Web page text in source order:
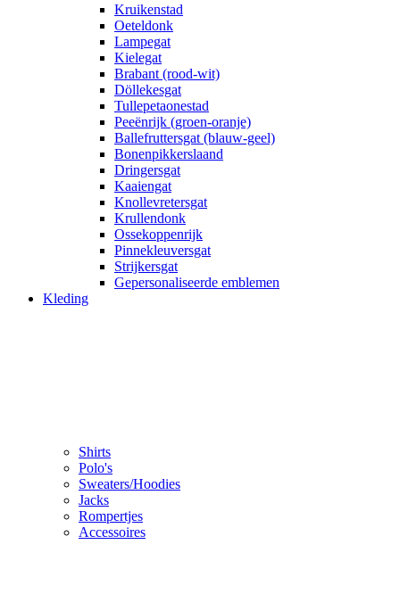
Kruikenstad
Oeteldonk
Lampegat
Kielegat
Brabant (rood-wit)
Döllekesgat
Tullepetaonestad
Peeënrijk (groen-oranje)
Ballefruttersgat (blauw-geel)
Bonenpikkerslaand
Dringersgat
Kaaiengat
Knollevretersgat
Krullendonk
Ossekoppenrijk
Pinnekleuversgat
Strijkersgat
Gepersonaliseerde emblemen
Kleding
Shirts
Polo's
Sweaters/Hoodies
Jacks
Rompertjes
Accessoires